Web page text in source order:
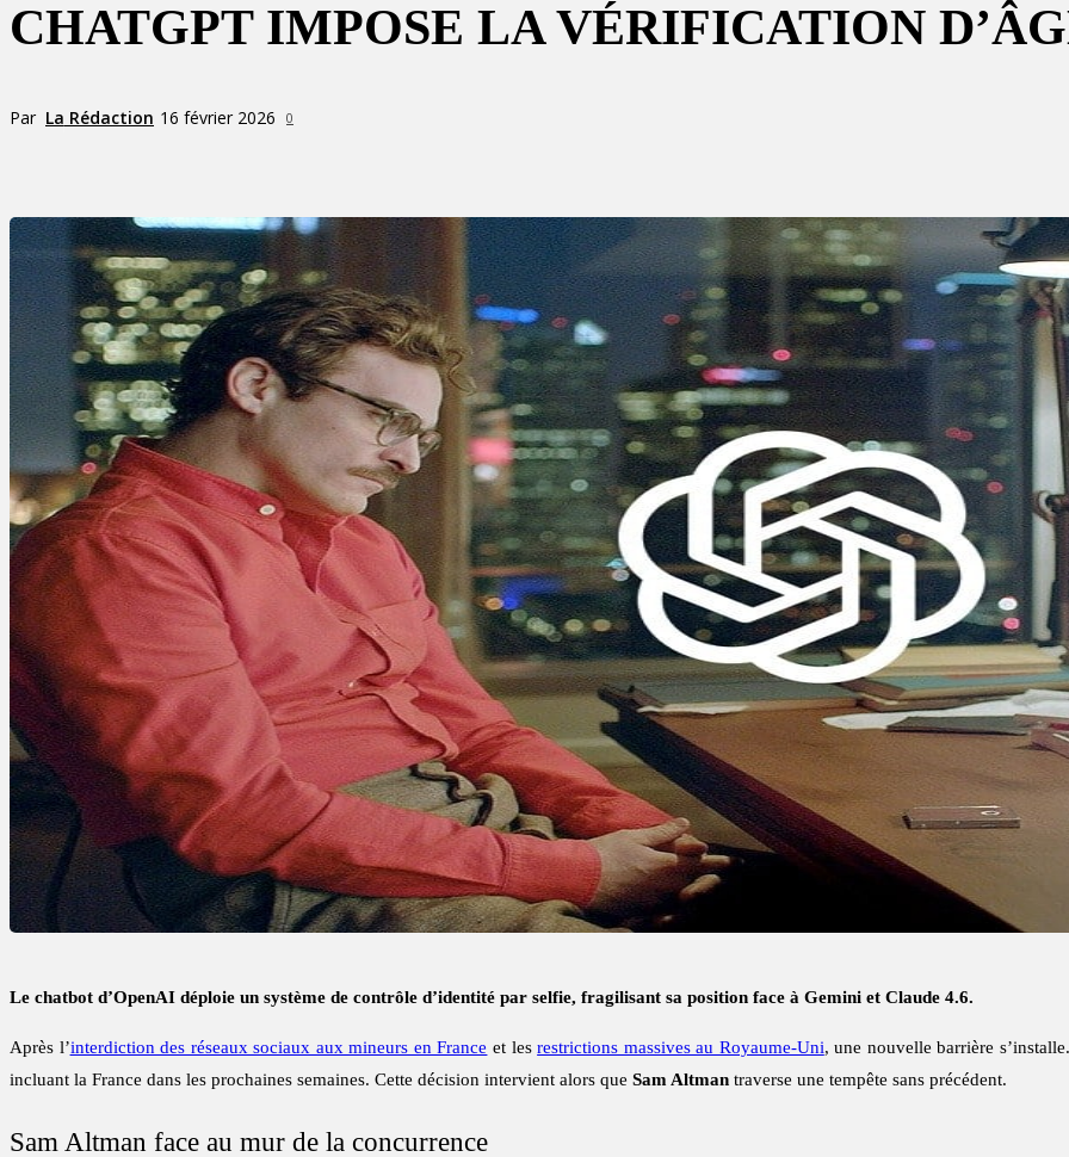
CHATGPT IMPOSE LA VÉRIFICATION
Par La Rédaction 16 février 2026 0
Le chatbot d’OpenAI déploie un système de contrôle d’identité par selfie, fragilisant sa position face à Gemini et Claude 4.6.
Après l’interdiction des réseaux sociaux aux mineurs en France et lesrestrictions massives au Royaume-Uni, une nouvelle barrière
incluant la France dans les prochaines semaines. Cette décision intervient alors que Sam Altman traverse une tempête sans précédent.
Sam Altman face au mur de la concurrence